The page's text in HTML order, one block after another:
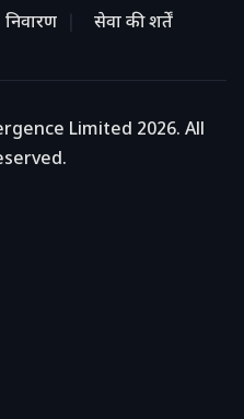
निवारण सेवा की शर्तें
Limited 2026. All